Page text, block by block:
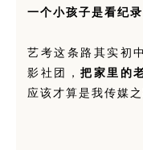
一个小孩子是看纪
艺考这条路其实初
影社团，把家里的
应该才算是我传媒